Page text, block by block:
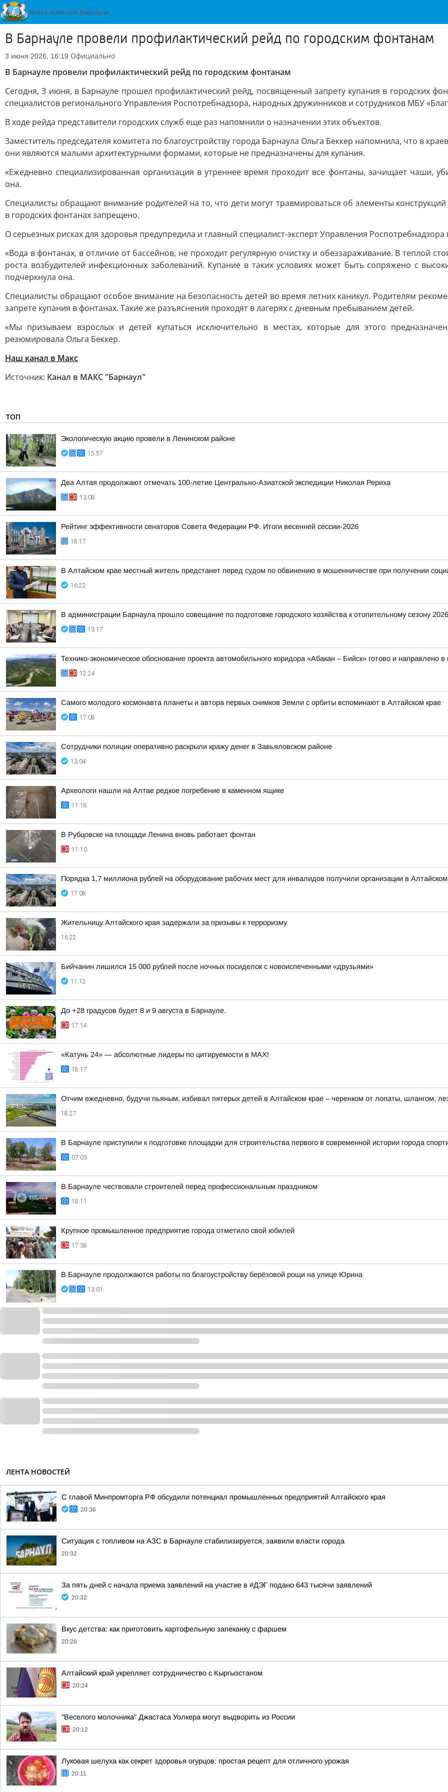
В Барнауле провели профилактический рейд по городским фонтанам
3 июня 2026, 16:19 Официально
В Барнауле провели профилактический рейд по городским фонтанам
Сегодня, 3 июня, в Барнауле прошел профилактический рейд, посвященный запрету купания в городских
специалистов регионального Управления Роспотребнадзора, народных дружинников и сотрудников МБУ
В ходе рейда представители городских служб еще раз напомнили о назначении этих объектов.
Заместитель председателя комитета по благоустройству города Барнаула Ольга Беккер напомнила, что в
они являются малыми архитектурными формами, которые не предназначены для купания.
«Ежедневно специализированная организация в утреннее время проходит все фонтаны, зачищает чаши,
она.
Специалисты обращают внимание родителей на то, что дети могут травмироваться об элементы
в городских фонтанах запрещено.
О серьезных рисках для здоровья предупредила и главный специалист-эксперт Управления
«Вода в фонтанах, в отличие от бассейнов, не проходит регулярную очистку и обеззараживание. В теплой
роста возбудителей инфекционных заболеваний. Купание в таких условиях может быть сопряжено с
подчеркнула она.
Специалисты обращают особое внимание на безопасность детей во время летних каникул. Родителям
запрете купания в фонтанах. Такие же разъяснения проходят в лагерях с дневным пребыванием детей.
«Мы призываем взрослых и детей купаться исключительно в местах, которые для этого
резюмировала Ольга Беккер.
Наш канал в Макс
Источник: Канал в МАКС "Барнаул"
ТОП
Экологическую акцию провели в Ленинском районе
15:57
Два Алтая продолжают отмечать 100-летие Центрально-Азиатской экспедиции Николая Рериха
13:08
Рейтинг эффективности сенаторов Совета Федерации РФ. Итоги весенней сессии-2026
18:17
В Алтайском крае местный житель предстанет перед судом по обвинению в мошенничестве при получении
16:22
В администрации Барнаула прошло совещание по подготовке городского хозяйства к отопительному сезону
13:17
Технико-экономическое обоснование проекта автомобильного коридора «Абакан – Бийск» готово и направлено
12:24
Самого молодого космонавта планеты и автора первых снимков Земли с орбиты вспоминают в Алтайском крае
17:08
Сотрудники полиции оперативно раскрыли кражу денег в Завьяловском районе
13:04
Археологи нашли на Алтае редкое погребение в каменном ящике
11:18
В Рубцовске на площади Ленина вновь работает фонтан
11:10
Порядка 1,7 миллиона рублей на оборудование рабочих мест для инвалидов получили организации в
17:08
Жительницу Алтайского края задержали за призывы к терроризму
16:22
Бийчанин лишился 15 000 рублей после ночных посиделок с новоиспеченными «друзьями»
11:12
До +28 градусов будет 8 и 9 августа в Барнауле.
17:14
«Катунь 24» — абсолютные лидеры по цитируемости в MAX!
18:17
Отчим ежедневно, будучи пьяным, избивал пятерых детей в Алтайском крае – черенком от лопаты, шлангом,
18:27
В Барнауле приступили к подготовке площадки для строительства первого в современной истории города
07:03
В Барнауле чествовали строителей перед профессиональным праздником
18:11
Крупное промышленное предприятие города отметило свой юбилей
17:38
В Барнауле продолжаются работы по благоустройству берёзовой рощи на улице Юрина
13:01
ЛЕНТА НОВОСТЕЙ
С главой Минпромторга РФ обсудили потенциал промышленных предприятий Алтайского края
20:36
Ситуация с топливом на АЗС в Барнауле стабилизируется, заявили власти города
20:32
За пять дней с начала приема заявлений на участие в #ДЭГ подано 643 тысячи заявлений
20:32
Вкус детства: как приготовить картофельную запеканку с фаршем
20:26
Алтайский край укрепляет сотрудничество с Кыргызстаном
20:24
"Веселого молочника" Джастаса Уолкера могут выдворить из России
20:12
Луковая шелуха как секрет здоровья огурцов: простая рецепт для отличного урожая
20:11